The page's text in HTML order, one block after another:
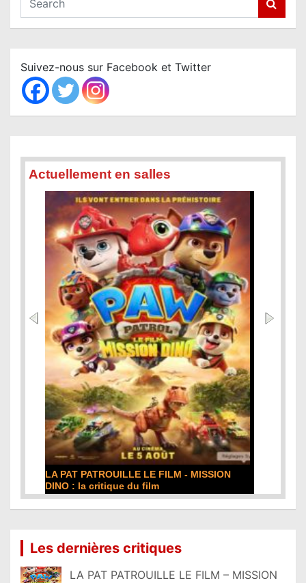
a
c
h
Suivez-nous sur Facebook et Twitter
Actuellement en salles
DE LA COMÉDIE-FRANÇAISE : la critique du
film
Les dernières critiques
LA PAT PATROUILLE LE FILM – MISSION